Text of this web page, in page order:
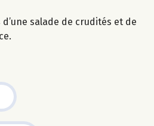
salade de crudités et de